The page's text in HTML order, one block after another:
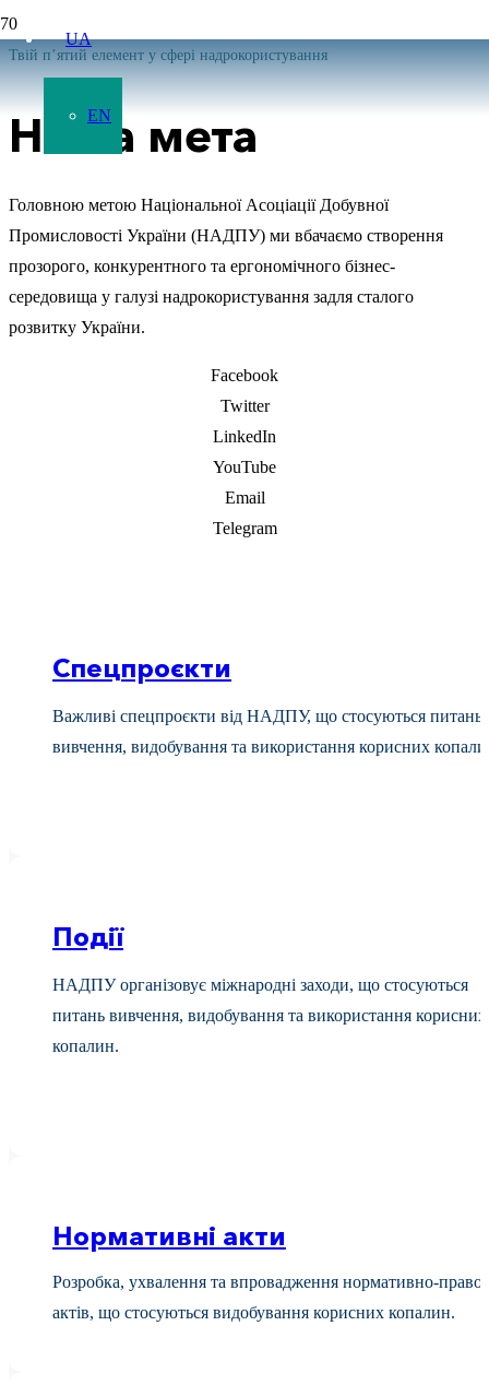
UA
EN
Твій п’ятий елемент у сфері надрокористування
Наша мета
Головною метою Національної Асоціації Добувної
Промисловості України (НАДПУ) ми вбачаємо створення
прозорого, конкурентного та ергономічного бізнес-
середовища у галузі надрокористування задля сталого
розвитку України.
Facebook
Twitter
LinkedIn
YouTube
Email
Telegram
Спецпроєкти
Важливі спецпроєкти від НАДПУ, що стосуються питань
вивчення, видобування та використання корисних
Події
НАДПУ організовує міжнародні заходи, що стосуються
питань вивчення, видобування та використання корисних
копалин.
Нормативні акти
Розробка, ухвалення та впровадження нормативно-
актів, що стосуються видобування корисних копалин.